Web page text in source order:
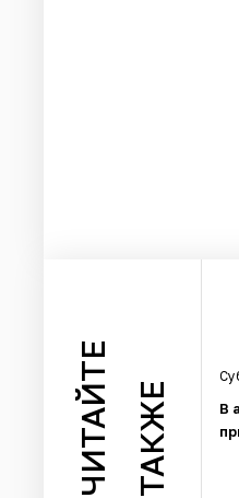
ЧИТАЙТЕ ТАКЖЕ
В